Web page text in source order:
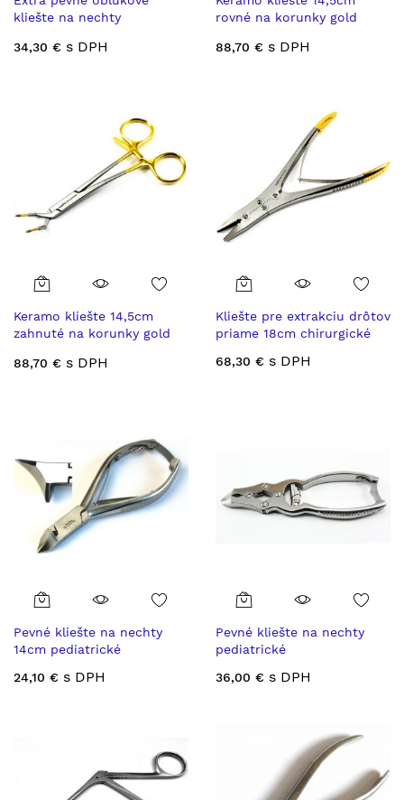
kliešte na nechty
34,30 € s DPH
rovné na korunky gold
88,70 € s DPH
Keramo kliešte 14,5cm
zahnuté na korunky gold
88,70 € s DPH
Kliešte pre extrakciu drôtov
priame 18cm chirurgické
68,30 € s DPH
Pevné kliešte na nechty
14cm pediatrické
24,10 € s DPH
Pevné kliešte na nechty
pediatrické
36,00 € s DPH